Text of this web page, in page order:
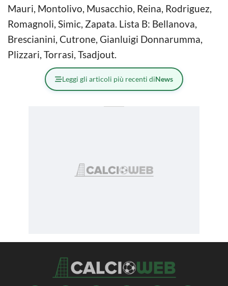
Mauri, Montolivo, Musacchio, Reina, Rodriguez,
Romagnoli, Simic, Zapata. Lista B: Bellanova,
Brescianini, Cutrone, Gianluigi Donnarumma,
Plizzari, Torrasi, Tsadjout.
Leggi gli articoli più recenti diNews